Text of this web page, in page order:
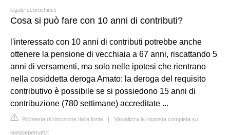
legale-scortichini.it
Cosa si può fare con 10 anni di contributi?
l'interessato con 10 anni di contributi potrebbe anche
ottenere la pensione di vecchiaia a 67 anni, riscattando 5
anni di versamenti, ma solo nelle ipotesi che rientrano
nella cosiddetta deroga Amato: la deroga del requisito
contributivo è possibile se si possiedono 15 anni di
contribuzione (780 settimane) accreditate ...
Richiesta di rimozione della fonte | Visualizza la risposta completa su
laleggepertutti.it